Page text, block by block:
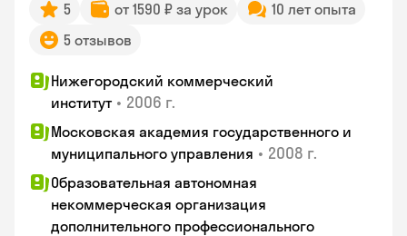
5 от 1590 ₽ за урок
10 лет опыта
5 отзывов
Нижегородский коммерческий
институт • 2006 г.
Московская академия государственного и
муниципального управления • 2008 г.
Образовательная автономная
некоммерческая организация
дополнительного профессионального